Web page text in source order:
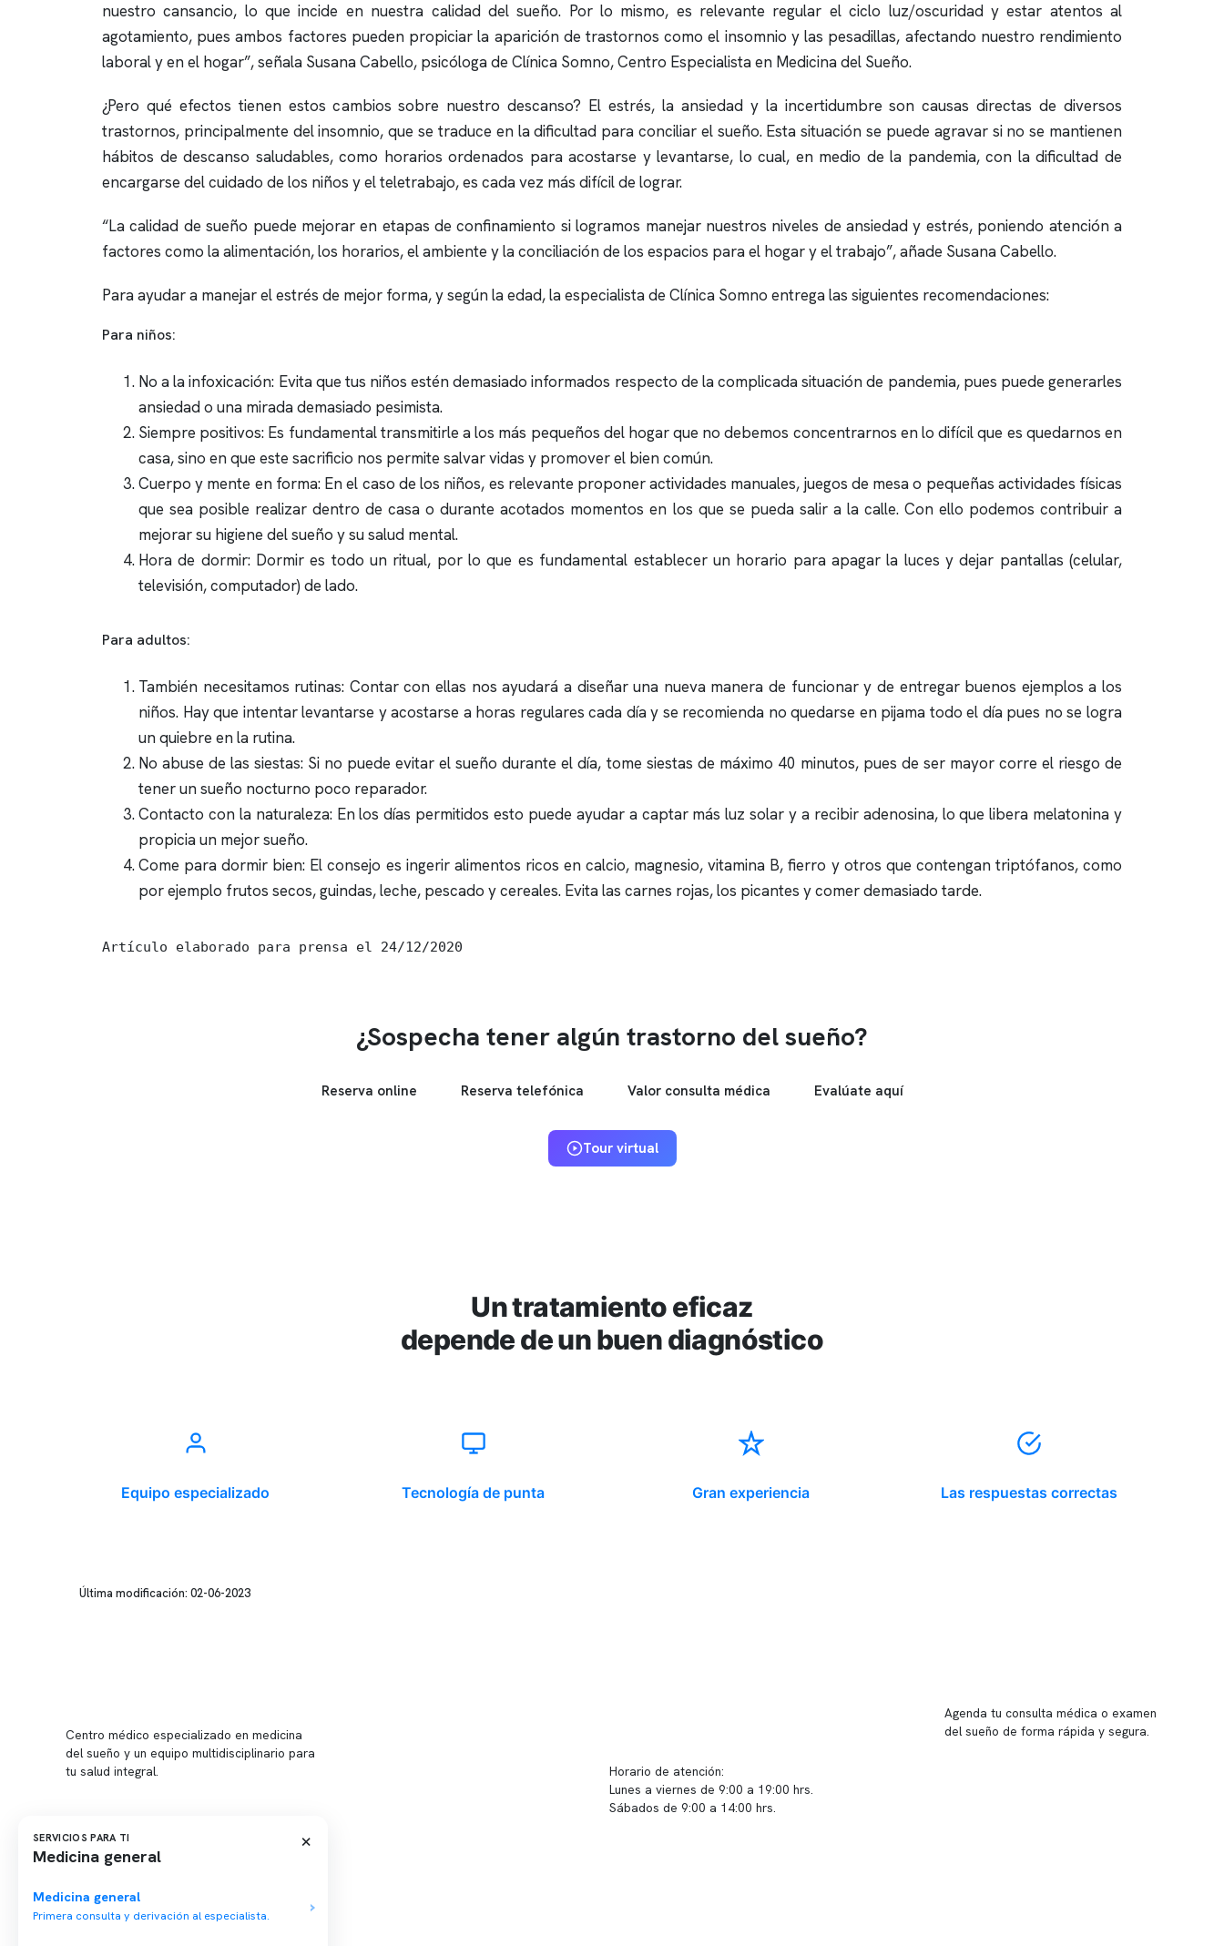
nuestro cansancio, lo que incide en nuestra calidad del sueño. Por lo mismo, es relevante regular el ciclo luz/oscuridad y estar atentos al
agotamiento, pues ambos factores pueden propiciar la aparición de trastornos como el insomnio y las pesadillas, afectando nuestro rendimiento
laboral y en el hogar”, señala Susana Cabello, psicóloga de Clínica Somno, Centro Especialista en Medicina del Sueño.
¿Pero qué efectos tienen estos cambios sobre nuestro descanso? El estrés, la ansiedad y la incertidumbre son causas directas de diversos
trastornos, principalmente delinsomnio, que se traduce en la dificultad para conciliar el sueño. Esta situación se puede agravar si no se mantienen
hábitos de descanso saludables, como horarios ordenados para acostarse y levantarse, lo cual, en medio de la pandemia, con la dificultad de
encargarse del cuidado de los niños y el teletrabajo, es cada vez más difícil de lograr.
“La calidad de sueño puede mejorar en etapas de confinamiento si logramos manejar nuestros niveles de ansiedad y estrés, poniendo atención a
factores como la alimentación, los horarios, el ambiente y la conciliación de los espacios para el hogar y el trabajo”, añade Susana Cabello.
Para ayudar a manejar el estrés de mejor forma, y según la edad, la especialista de Clínica Somno entrega las siguientes recomendaciones:
Para niños:
No a la infoxicación: Evita que tus niños estén demasiado informados respecto de la complicada situación de pandemia, pues puede generarles
ansiedad o una mirada demasiado pesimista.
Siempre positivos: Es fundamental transmitirle a los más pequeños del hogar que no debemos concentrarnos en lo difícil que es quedarnos en
casa, sino en que este sacrificio nos permite salvar vidas y promover el bien común.
Cuerpo y mente en forma: En el caso de los niños, es relevante proponer actividades manuales, juegos de mesa o pequeñas actividades físicas
que sea posible realizar dentro de casa o durante acotados momentos en los que se pueda salir a la calle. Con ello podemos contribuir a
mejorar su higiene del sueño y su salud mental.
Hora de dormir: Dormir es todo un ritual, por lo que es fundamental establecer un horario para apagar la luces y dejar pantallas (celular,
televisión, computador) de lado.
Para adultos:
También necesitamos rutinas: Contar con ellas nos ayudará a diseñar una nueva manera de funcionar y de entregar buenos ejemplos a los
niños. Hay que intentar levantarse y acostarse a horas regulares cada día y se recomienda no quedarse en pijama todo el día pues no se logra
un quiebre en la rutina.
No abuse de las siestas: Si no puede evitar el sueño durante el día, tome siestas de máximo 40 minutos, pues de ser mayor corre el riesgo de
tener un sueño nocturno poco reparador.
Contacto con la naturaleza: En los días permitidos esto puede ayudar a captar más luz solar y a recibir adenosina, lo que libera melatonina y
propicia un mejor sueño.
Come para dormir bien: El consejo es ingerir alimentos ricos en calcio, magnesio, vitamina B, fierro y otros que contengan triptófanos, como
por ejemplo frutos secos, guindas, leche, pescado y cereales. Evita las carnes rojas, los picantes y comer demasiado tarde.
Artículo elaborado para prensa el 24/12/2020
¿Sospecha tener algún trastorno del sueño?
Reserva online Reserva telefónica Valor consulta médica Evalúate aquí
Tour virtual
Un tratamiento eficaz
depende de un buen diagnóstico
Equipo especializado Tecnología de punta Gran experiencia Las respuestas correctas
Última modificación: 02-06-2023
Centro médico especializado en medicina
del sueño y un equipo multidisciplinario para
tu salud integral.
Horario de atención:
Lunes a viernes de 9:00 a 19:00 hrs.
Sábados de 9:00 a 14:00 hrs.
Agenda tu consulta médica o examen
del sueño de forma rápida y segura.
SERVICIOS PARA TI
Medicina general
×
Medicina general
Primera consulta y derivación al especialista.